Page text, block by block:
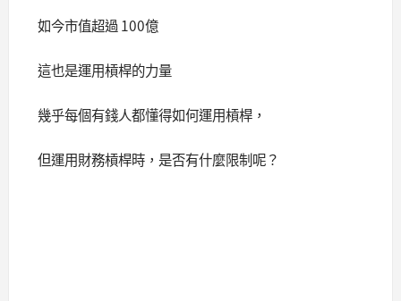
如今市值超過 100億
這也是運用槓桿的力量
幾乎每個有錢人都懂得如何運用槓桿，
但運用財務槓桿時，是否有什麼限制呢？